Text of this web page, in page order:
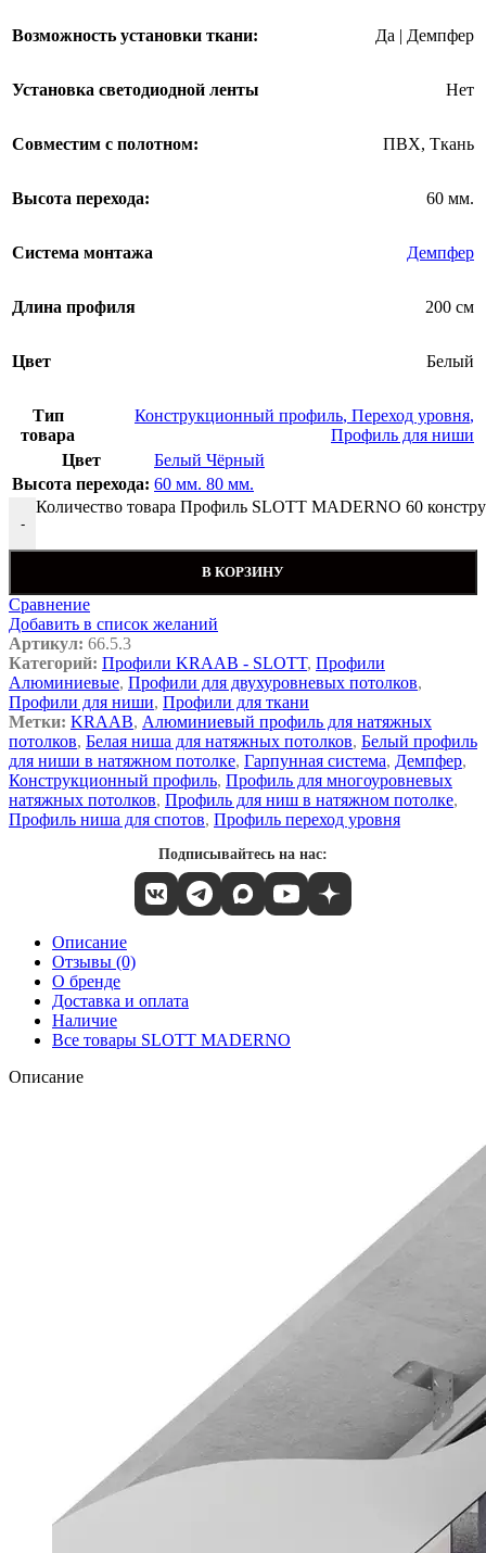
Возможность установки ткани: Да | Демпфер
Установка светодиодной ленты Нет
Совместим с полотном: ПВХ, Ткань
Высота перехода: 60 мм.
Система монтажа Демпфер
Длина профиля 200 см
Цвет Белый
Тип
товара
Конструкционный профиль, Переход уровня,
Профиль для ниши
Цвет
Белый Чёрный
Высота перехода: 60 мм. 80 мм.
-
Количество товара Профиль SLOTT MADERNO 60
В КОРЗИНУ
Сравнение
Добавить в список желаний
Артикул: 66.5.3
Категорий: Профили KRAAB - SLOTT, Профили
Алюминиевые, Профили для двухуровневых потолков,
Профили для ниши, Профили для ткани
Метки: KRAAB, Алюминиевый профиль для натяжных
потолков, Белая ниша для натяжных потолков, Белый профиль
для ниши в натяжном потолке, Гарпунная система, Демпфер,
Конструкционный профиль, Профиль для многоуровневых
натяжных потолков, Профиль для ниш в натяжном потолке,
Профиль ниша для спотов, Профиль переход уровня
Подписывайтесь на нас:
Описание
Отзывы (0)
О бренде
Доставка и оплата
Наличие
Все товары SLOTT MADERNO
Описание